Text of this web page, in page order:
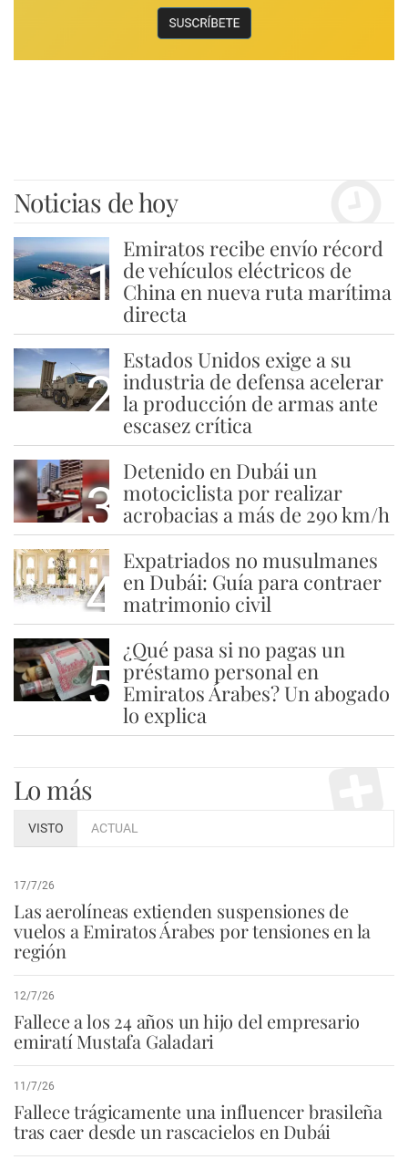
Noticias de hoy
1
Emiratos recibe envío récord
de vehículos eléctricos de
China en nueva ruta marítima
directa
2
Estados Unidos exige a su
industria de defensa acelerar
la producción de armas ante
escasez crítica
3
Detenido en Dubái un
motociclista por realizar
acrobacias a más de 290 km/h
4
Expatriados no musulmanes
en Dubái: Guía para contraer
matrimonio civil
5
¿Qué pasa si no pagas un
préstamo personal en
Emiratos Árabes? Un abogado
lo explica
Lo más
VISTO ACTUAL
17/7/26
Las aerolíneas extienden suspensiones de
vuelos a Emiratos Árabes por tensiones en la
región
12/7/26
Fallece a los 24 años un hijo del empresario
emiratí Mustafa Galadari
11/7/26
Fallece trágicamente una influencer brasileña
tras caer desde un rascacielos en Dubái